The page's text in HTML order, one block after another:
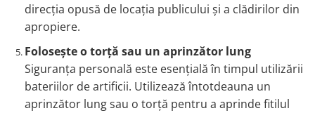
direcția opusă de locația publicului și a clădirilor din
apropiere.
Folosește o torță sau un aprinzător lung
Siguranța personală este esențială în timpul utilizării
bateriilor de artificii. Utilizează întotdeauna un
aprinzător lung sau o torță pentru a aprinde fitilul